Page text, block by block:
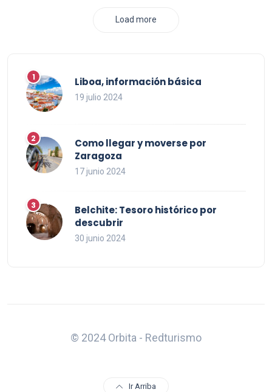
Load more
Liboa, información básica
19 julio 2024
Como llegar y moverse por
Zaragoza
17 junio 2024
Belchite: Tesoro histórico por
descubrir
30 junio 2024
© 2024 Orbita - Redturismo
Ir Arriba